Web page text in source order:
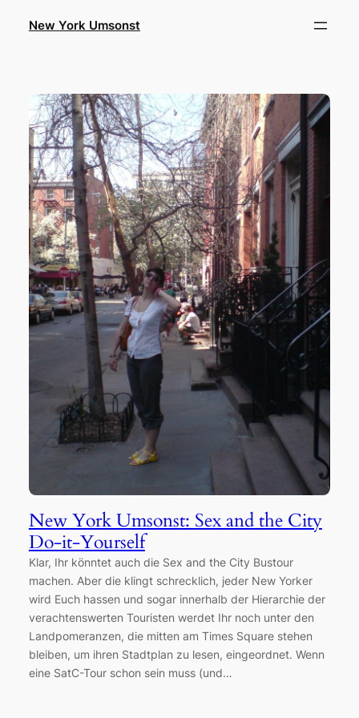
InhaltNew York Umsonst
New York Umsonst: Sex and the City
Do-it-Yourself
Klar, Ihr könntet auch die Sex and the City Bustour
machen. Aber die klingt schrecklich, jeder New Yorker
wird Euch hassen und sogar innerhalb der Hierarchie der
verachtenswerten Touristen werdet Ihr noch unter den
Landpomeranzen, die mitten am Times Square stehen
bleiben, um ihren Stadtplan zu lesen, eingeordnet. Wenn
eine SatC-Tour schon sein muss (und…